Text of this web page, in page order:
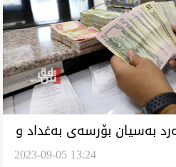
بەسیان بۆرسەی بەغداد و
2023-09-05 13:24